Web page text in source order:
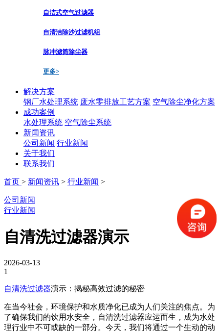
自洁式空气过滤器
自清洁除沙过滤机组
脉冲滤筒除尘器
更多>
解决方案
钢厂水处理系统 废水零排放工艺方案 空气除尘净化方案
成功案例
水处理系统 空气除尘系统
新闻资讯
公司新闻 行业新闻
关于我们
联系我们
首页 > 新闻资讯 > 行业新闻 >
公司新闻
行业新闻
自清洗过滤器演示
2026-03-13
1
自清洗过滤器演示：揭秘高效过滤的秘密
在当今社会，环境保护和水质净化已成为人们关注的焦点。为
了确保我们的饮用水安全，自清洗过滤器应运而生，成为水处
理行业中不可或缺的一部分。今天，我们将通过一个生动的动